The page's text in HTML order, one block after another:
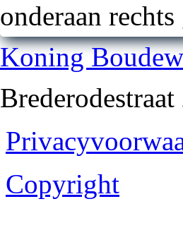
onderaan
Koning
Copyright